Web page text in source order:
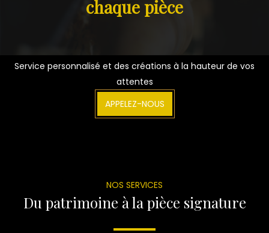
chaque pièce
Service personnalisé et des créations à la hauteur de vos
attentes
APPELEZ-NOUS
NOS SERVICES
Du patrimoine à la pièce signature